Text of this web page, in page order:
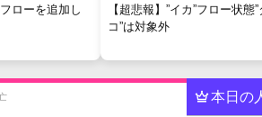
ローを追加し
【超悲報】”イカ”フロー状態”
コ”は対象外
本日の